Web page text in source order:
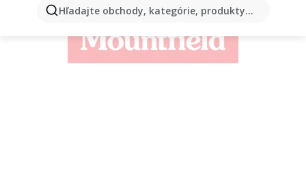
Hľadajte obchody, kategórie, produkty...